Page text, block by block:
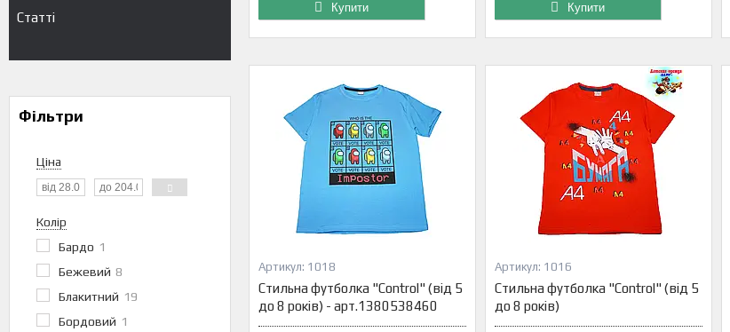
Статті
Фільтри
Ціна
Колір
Бардо 1
Бежевий 8
Блакитний 19
Бордовий 1
Купити Купити
1018
Стильна футболка "Control" (від 5
до 8 років) - арт.1380538460
1016
Стильна футболка "Control" (від 5
до 8 років)